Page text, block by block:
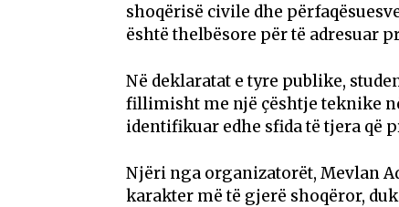
shoqërisë civile dhe
është thelbësore për të adresuar
Në deklaratat e tyre publike,
fillimisht me një çështje teknike
identifikuar edhe sfida të tjera
Njëri nga organizatorët, Mevlan
karakter më të gjerë shoqëror,